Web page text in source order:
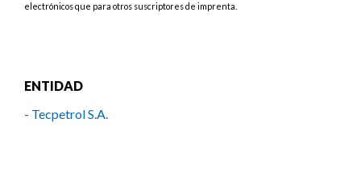
electrónicos que para otros suscriptores de imprenta.
ENTIDAD
- Tecpetrol S.A.